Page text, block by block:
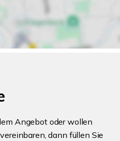
Angebot oder wollen
dann füllen Sie